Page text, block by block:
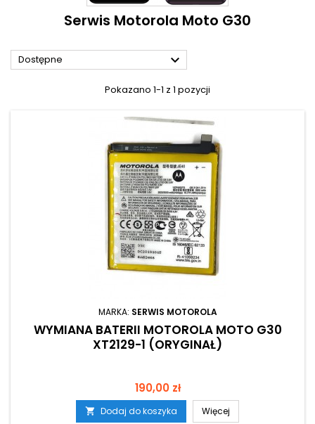
Serwis Motorola Moto G30
Dostępne 
Pokazano 1-1 z 1 pozycji
MARKA: SERWIS MOTOROLA
WYMIANA BATERII MOTOROLA MOTO G30
XT2129-1 (ORYGINAŁ)
Cena
190,00 zł
 Dodaj do koszyka Więcej